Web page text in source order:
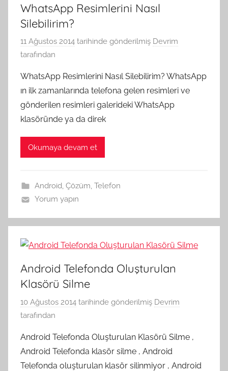
WhatsApp Resimlerini Nasıl
Silebilirim?
11 Ağustos 2014 tarihinde gönderilmiş Devrim
tarafından
WhatsApp Resimlerini Nasıl Silebilirim? WhatsApp
ın ilk zamanlarında telefona gelen resimleri ve
gönderilen resimleri galerideki WhatsApp
klasöründe ya da direk
Okumaya devam et
Android, Çözüm, Telefon
Yorum yapın
Android Telefonda Oluşturulan
Klasörü Silme
10 Ağustos 2014 tarihinde gönderilmiş Devrim
tarafından
Android Telefonda Oluşturulan Klasörü Silme ,
Android Telefonda klasör silme , Android
Telefonda oluşturulan klasör silinmiyor , Android